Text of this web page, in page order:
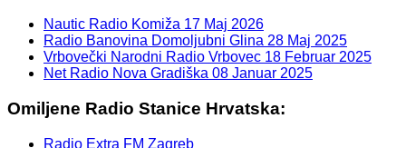
Nautic Radio Komiža 17 Maj 2026
Radio Banovina Domoljubni Glina 28 Maj 2025
Vrbovečki Narodni Radio Vrbovec 18 Februar 2025
Net Radio Nova Gradiška 08 Januar 2025
Omiljene Radio Stanice Hrvatska:
Radio Extra FM Zagreb